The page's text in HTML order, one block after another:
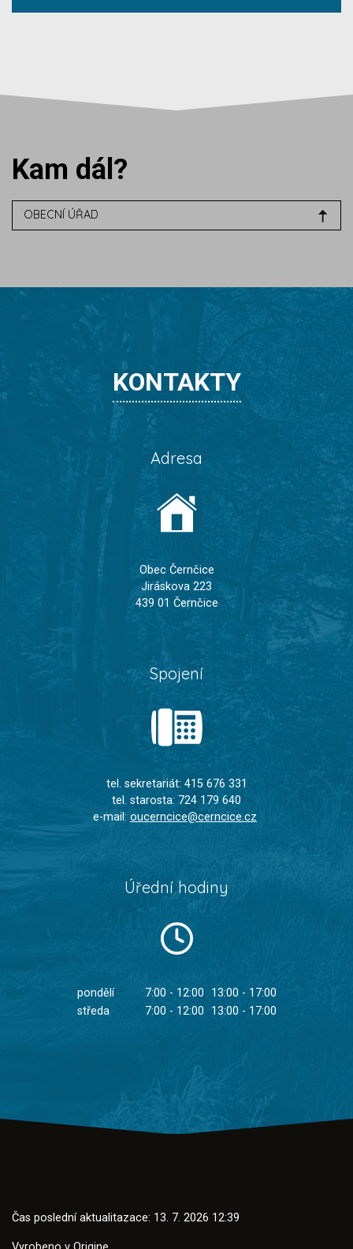
Kam dál?
OBECNÍ ÚŘAD
KONTAKTY
Adresa
Obec Černčice
Jiráskova 223
439 01 Černčice
Spojení
tel. sekretariát: 415 676 331
tel. starosta: 724 179 640
e-mail: oucerncice@cerncice.cz
Úřední hodiny
pondělí 7:00 - 12:00
13:00 - 17:00
středa
7:00 - 12:00 13:00 - 17:00
Čas poslední aktualitazace: 13. 7. 2026 12:39